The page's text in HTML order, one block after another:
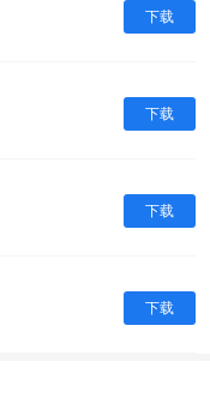
下载
下载
下载
下载